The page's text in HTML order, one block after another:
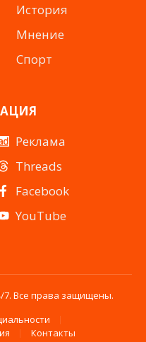
История
Мнение
Спорт
Реклама
Threads
Facebook
YouTube
7. Все права защищены.
Контакты